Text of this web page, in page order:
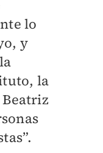
lo
y
la